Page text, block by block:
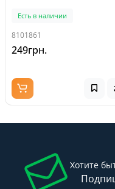
BSB05505HP BL3L, Аналог)
Есть в наличии
8101861
249грн.
Хотите